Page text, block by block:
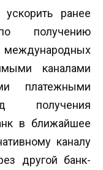
ранее
получению
международных
каналами
платежными
получения
в ближайшее
каналу
другой банк-